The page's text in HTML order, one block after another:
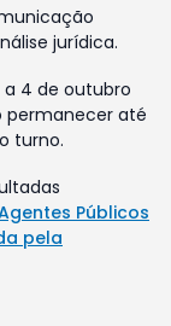
jurídica.
a 4 de outubro
permanecer até
turno.
Públicos
pela